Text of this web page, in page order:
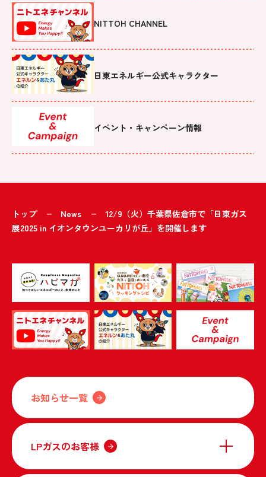
NITTOH CHANNEL
日東エネルギー公式キャラクター
イベント・キャンペーン情報
トップ News
12/9（火）千葉県佐倉市で「日東ガス
展2025 in イオンタウンユーカリが丘」を開催します
お知らせ一覧
LPガスのお客様